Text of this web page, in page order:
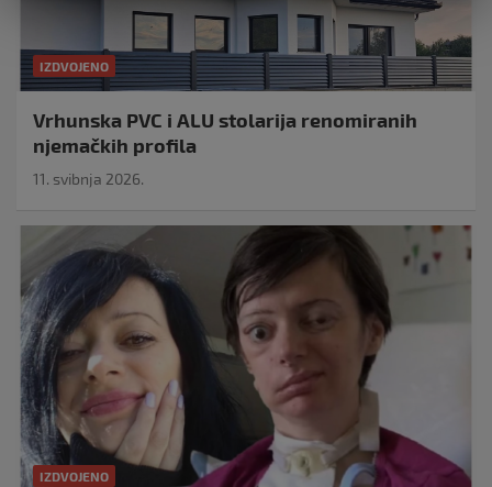
IZDVOJENO
Vrhunska PVC i ALU stolarija renomiranih
njemačkih profila
11. svibnja 2026.
IZDVOJENO